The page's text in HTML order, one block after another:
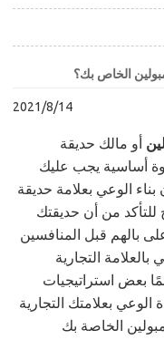
الخاص بك؟
2021/8/14
أو مالك حديقة
أساسية يجب عليك
الوعي بعلامة حديقة
للتأكد من أن حديقتك
بالهم قبل المنافسين
التجارية
بعض استراتيجيات
الوعي بعلامتك التجارية
الخاصة بك